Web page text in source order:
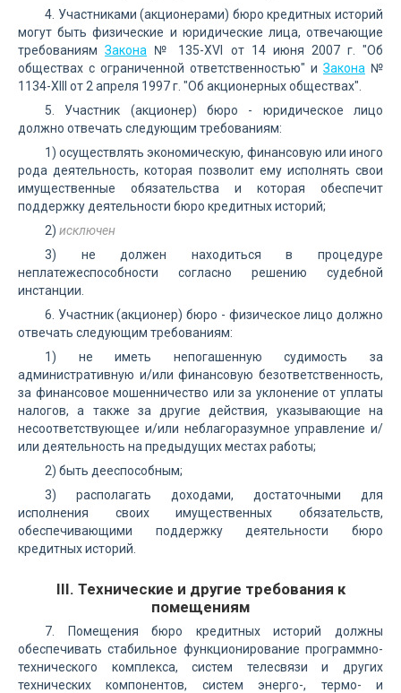
4. Участниками (акционерами) бюро кредитных историй
могут быть физические и юридические лица, отвечающие
требованиямЗакона № 135-XVI от 14 июня 2007 г. "Об
обществах с ограниченной ответственностью" и Закона №
1134-XIII от 2 апреля 1997 г. "Об акционерных обществах".
5. Участник (акционер) бюро - юридическое лицо
должно отвечать следующим требованиям:
1) осуществлять экономическую, финансовую или иного
рода деятельность, которая позволит ему исполнять свои
имущественные обязательства и которая обеспечит
поддержку деятельности бюро кредитных историй;
2) исключен
3) не должен находиться в процедуре
неплатежеспособности согласно решению судебной
инстанции.
6. Участник (акционер) бюро - физическое лицо должно
отвечать следующим требованиям:
1) не иметь непогашенную судимость за
административную и/или финансовую безответственность,
за финансовое мошенничество или за уклонение от уплаты
налогов, а также за другие действия, указывающие на
несоответствующее и/или неблагоразумное управление и/
или деятельность на предыдущих местах работы;
2) быть дееспособным;
3) располагать доходами, достаточными для
исполнения своих имущественных обязательств,
обеспечивающими поддержку деятельности бюро
кредитных историй.
III. Технические и другие требования к
помещениям
7. Помещения бюро кредитных историй должны
обеспечивать стабильное функционирование программно-
технического комплекса, систем телесвязи и других
технических компонентов, систем энерго-, термо- и